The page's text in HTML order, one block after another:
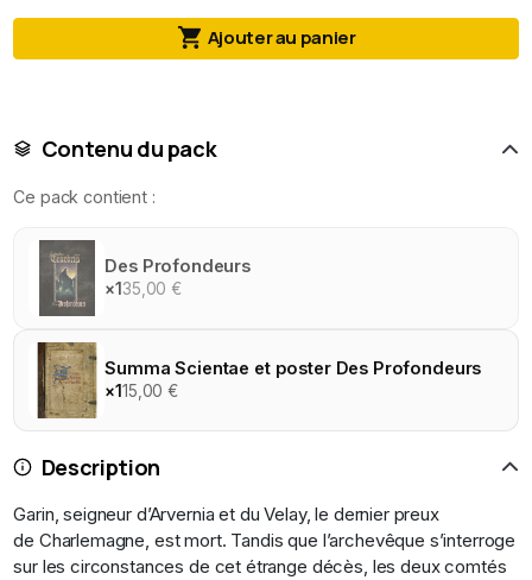
 Ajouter au panier
Contenu du pack
Ce pack contient :
Des Profondeurs
×135,00 €
Summa Scientae et poster Des Profondeurs
×115,00 €
Description
Garin, seigneur d’Arvernia et du Velay, le dernier preux
de Charlemagne, est mort. Tandis que l’archevêque s’interroge
sur les circonstances de cet étrange décès, les deux comtés